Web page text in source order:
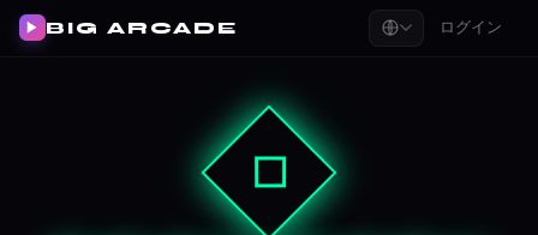
▶ BIG ARCADE ログイン
◇